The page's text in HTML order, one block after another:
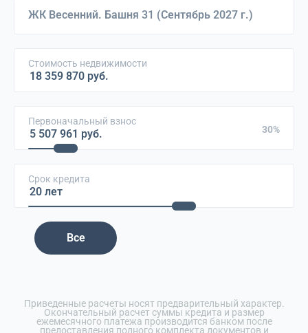
Стоимость недвижимости
Первоначальный взнос
30%
Срок кредита
Все
Приведенные расчеты носят предварительный характер.
Окончательный расчет суммы кредита и размер
ежемесячного платежа производится банком после
предоставления полного комплекта документов и